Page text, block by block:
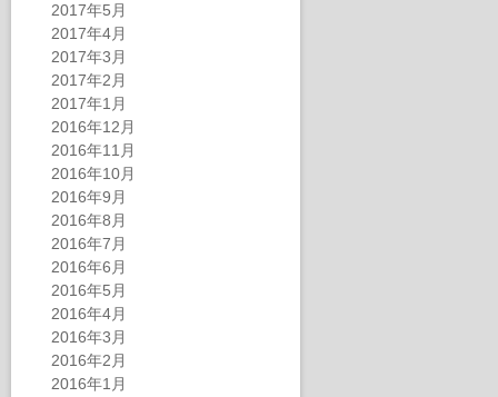
2017年5月
2017年4月
2017年3月
2017年2月
2017年1月
2016年12月
2016年11月
2016年10月
2016年9月
2016年8月
2016年7月
2016年6月
2016年5月
2016年4月
2016年3月
2016年2月
2016年1月